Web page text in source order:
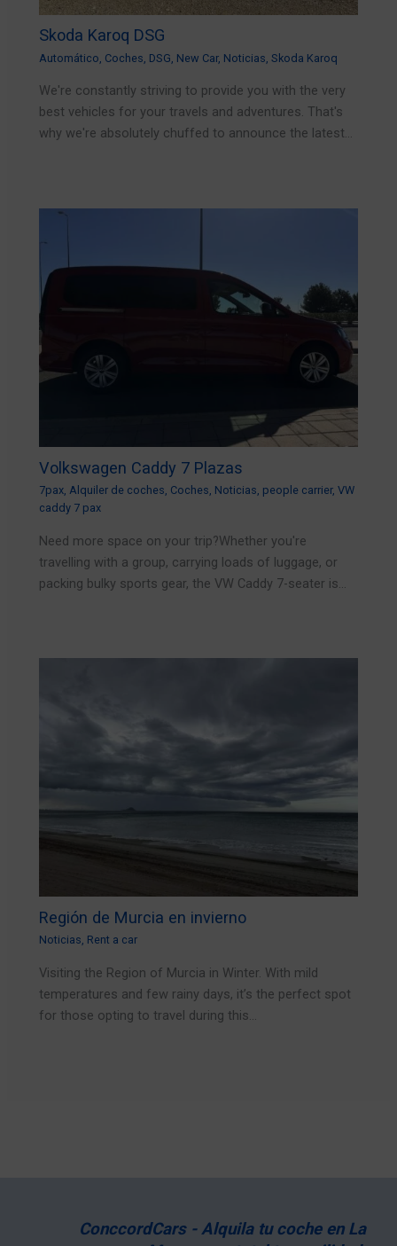
Skoda Karoq DSG
Automático Coches DSG New Car, Noticias ,Skoda Karoq
We're constantly striving to provide you with the very
best vehicles for your travels and adventures. That's
why we're absolutely chuffed to announce the latest…
Volkswagen Caddy 7 Plazas
7pax Alquiler de coches Coches Noticias people carrier,VW
caddy 7 pax
Need more space on your trip?Whether you're
travelling with a group, carrying loads of luggage, or
packing bulky sports gear, the VW Caddy 7-seater is…
Región de Murcia en invierno
Noticias, Rent a car
Visiting the Region of Murcia in Winter. With mild
temperatures and few rainy days, it’s the perfect spot
for those opting to travel during this…
ConccordCars - Alquila tu coche en La